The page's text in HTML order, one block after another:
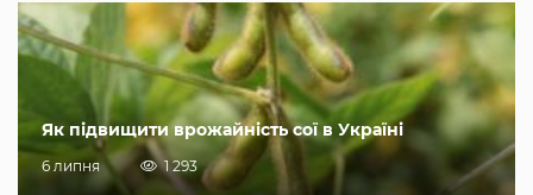
Як підвищити врожайність сої в Україні
6 липня 1 293